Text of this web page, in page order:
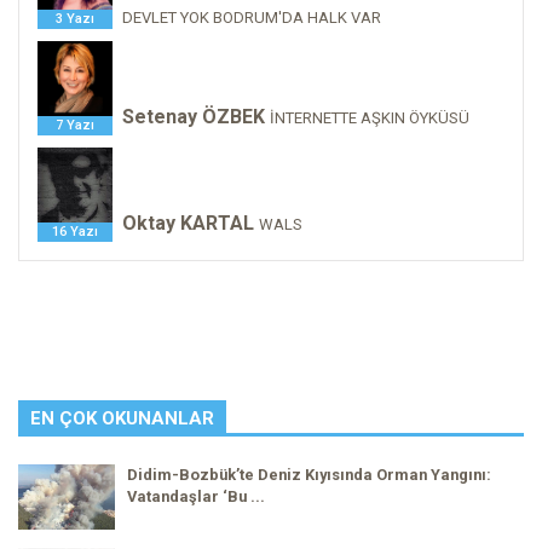
3 Yazı DEVLET YOK BODRUM'DA HALK VAR
7 Yazı Setenay ÖZBEK İNTERNETTE AŞKIN ÖYKÜSÜ
16 Yazı Oktay KARTAL WALS
EN ÇOK OKUNANLAR
Didim-Bozbük’te Deniz Kıyısında Orman Yangını:
Vatandaşlar ‘Bu ...